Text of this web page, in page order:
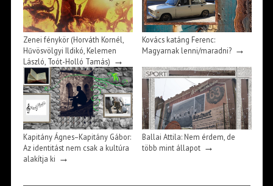
Zenei fénykör (Horváth Kornél,
Hűvösvölgyi Ildikó, Kelemen
László, Toót-Holló Tamás) →
Kovács katáng Ferenc:
Magyarnak lenni/maradni?→
Kapitány Ágnes–Kapitány Gábor:
Az identitást nem csak a kultúra
alakítja ki →
Ballai Attila: Nem érdem, de
több mint állapot→